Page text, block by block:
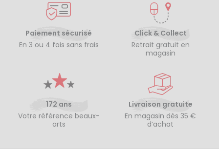
Paiement sécurisé
En 3 ou 4 fois sans frais
Click & Collect
Retrait gratuit en
magasin
172 ans
Votre référence beaux-
arts
Livraison gratuite
En magasin dès 35 €
d’achat